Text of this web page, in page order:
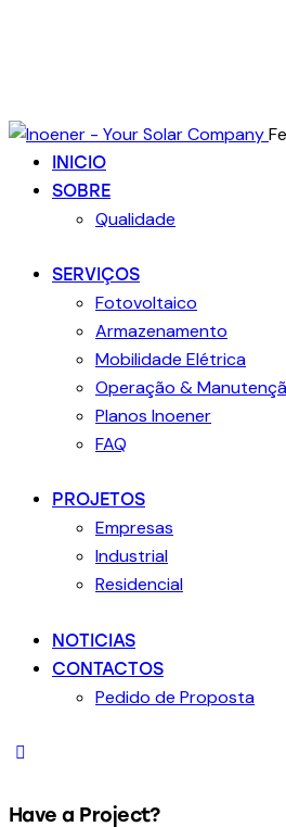
INICIO
SOBRE
Qualidade
SERVIÇOS
Fotovoltaico
Armazenamento
Mobilidade Elétrica
Operação &
Planos Inoener
FAQ
PROJETOS
Empresas
Industrial
Residencial
NOTICIAS
CONTACTOS
Pedido de Proposta
Have a Project?